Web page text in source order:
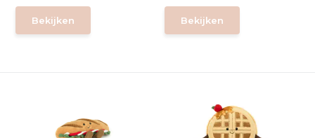
Bekijken Bekijken